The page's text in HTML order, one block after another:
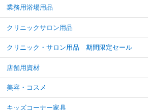
業務用浴場用品
クリニックサロン用品
クリニック・サロン用品 期間限定セール
店舗用資材
美容・コスメ
キッズコーナー家具